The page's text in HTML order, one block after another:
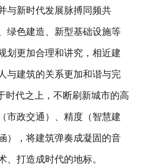
与新时代发展脉搏同频共
绿色建造、新型基础设施等
划更加合理和讲究，相近建
与建筑的关系更加和谐与完
人于时代之上，不断刷新城市的高
市政交通）、精度（智慧建
），将建筑弹奏成凝固的音
、打造成时代的地标。